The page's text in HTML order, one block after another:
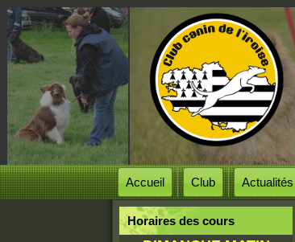
Accueil Club Actualités
Horaires des cours